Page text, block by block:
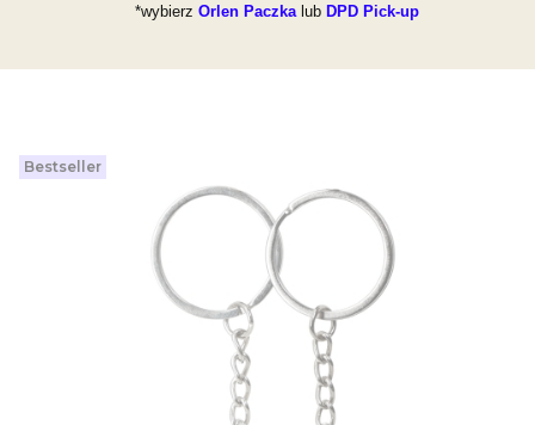
*wybierz Orlen Paczkalub DPD Pick-up
Bestseller